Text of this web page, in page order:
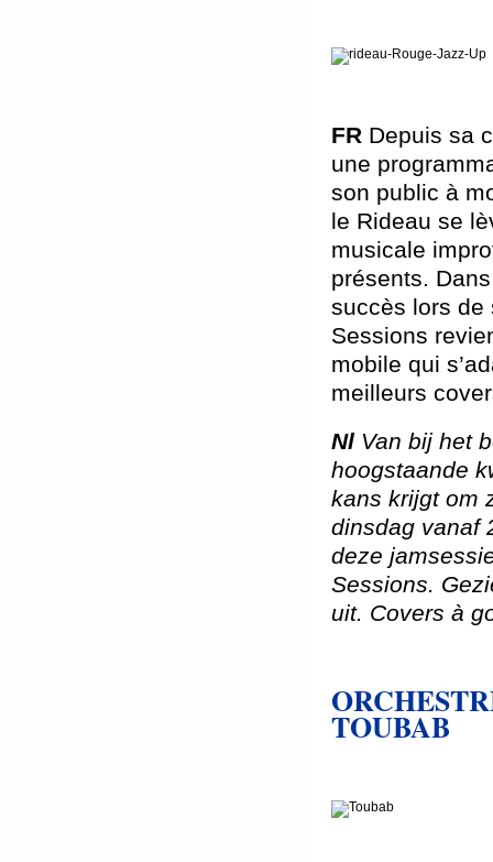
FR Depuis sa
une
son public à
le Rideau se
musicale
présents.
succès lors de
Sessions
mobile qui
meilleurs
Nl Van bij het
hoogstaande
kans krijgt om
dinsdag vanaf
deze
Sessions.
uit. Covers à
TOUBAB